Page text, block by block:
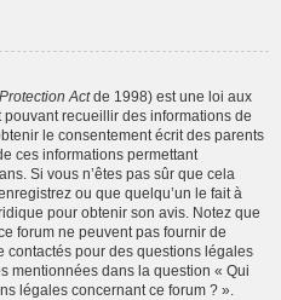
Actde 1998) est une loi aux
recueillir des informations de
le consentement écrit des parents
ces informations permettant
Si vous n’êtes pas sûr que cela
ou que quelqu’un le fait à
pour obtenir son avis. Notez que
forum ne peuvent pas fournir de
contactés pour des questions légales
mentionnées dans la question « Qui
légales concernant ce forum ? ».